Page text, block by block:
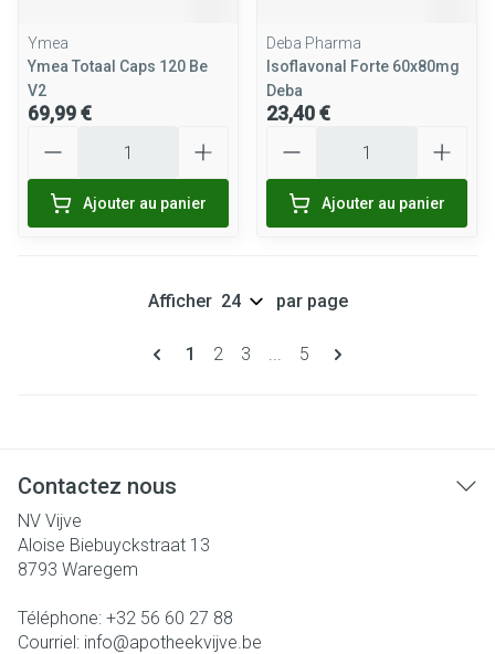
Ymea
Ymea Totaal Caps 120 Be
V2
69,99 €
Ajouter au panier
Deba Pharma
Isoflavonal Forte 60x80mg
Deba
23,40 €
Ajouter au panier
Pages
Vous lisez actuellement la page
1 Page
2 Page
3 ... Page
5
Afficher par page
Contactez nous
NV Vijve
Aloise Biebuyckstraat 13
8793 Waregem
Téléphone: +32 56 60 27 88
Courriel: info@apotheekvijve.be